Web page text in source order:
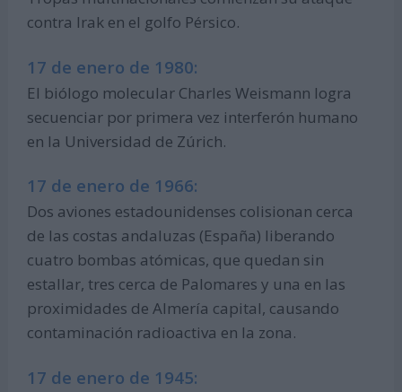
contra Irak en el golfo Pérsico.
17 de enero de 1980:
El biólogo molecular Charles Weismann logra
secuenciar por primera vez interferón humano
en la Universidad de Zúrich.
17 de enero de 1966:
Dos aviones estadounidenses colisionan cerca
de las costas andaluzas (España) liberando
cuatro bombas atómicas, que quedan sin
estallar, tres cerca de Palomares y una en las
proximidades de Almería capital, causando
contaminación radioactiva en la zona.
17 de enero de 1945: